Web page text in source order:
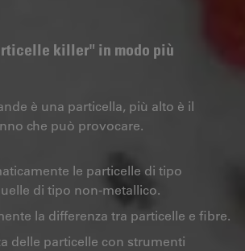
killer" in modo più
è una particella, più alto è il
che può provocare.
le particelle di tipo
di tipo non-metallico.
la differenza tra particelle e fibre.
delle particelle con strumenti